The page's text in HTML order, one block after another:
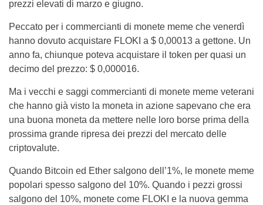
prezzi elevati di marzo e giugno.
Peccato per i commercianti di monete meme che venerdì
hanno dovuto acquistare FLOKI a $ 0,00013 a gettone. Un
anno fa, chiunque poteva acquistare il token per quasi un
decimo del prezzo: $ 0,000016.
Ma i vecchi e saggi commercianti di monete meme veterani
che hanno già visto la moneta in azione sapevano che era
una buona moneta da mettere nelle loro borse prima della
prossima grande ripresa dei prezzi del mercato delle
criptovalute.
Quando Bitcoin ed Ether salgono dell’1%, le monete meme
popolari spesso salgono del 10%. Quando i pezzi grossi
salgono del 10%, monete come FLOKI e la nuova gemma